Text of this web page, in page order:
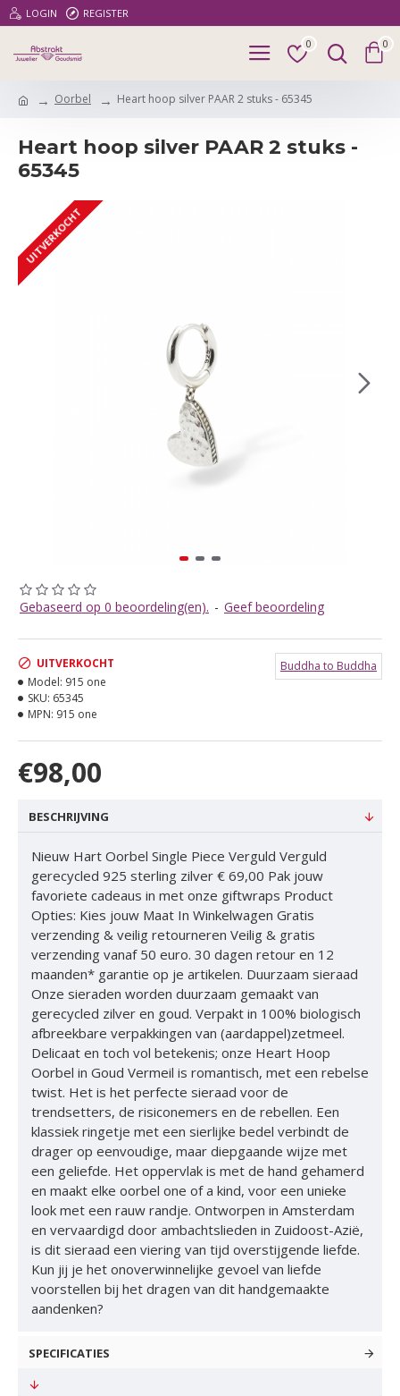
LOGIN REGISTER
0 0
Oorbel Heart hoop silver PAAR 2 stuks - 65345
Heart hoop silver PAAR 2 stuks -
65345
UITVERKOCHT
Gebaseerd op 0 beoordeling(en). - Geef beoordeling
€98,00
UITVERKOCHT
Model: 915 one
SKU: 65345
MPN: 915 one
Buddha to Buddha
BESCHRIJVING
Nieuw Hart Oorbel Single Piece Verguld Verguld
gerecycled 925 sterling zilver € 69,00 Pak jouw
favoriete cadeaus in met onze giftwraps Product
Opties: Kies jouw Maat In Winkelwagen Gratis
verzending & veilig retourneren Veilig & gratis
verzending vanaf 50 euro. 30 dagen retour en 12
maanden* garantie op je artikelen. Duurzaam sieraad
Onze sieraden worden duurzaam gemaakt van
gerecycled zilver en goud. Verpakt in 100% biologisch
afbreekbare verpakkingen van (aardappel)zetmeel.
Delicaat en toch vol betekenis; onze Heart Hoop
Oorbel in Goud Vermeil is romantisch, met een rebelse
twist. Het is het perfecte sieraad voor de
trendsetters, de risiconemers en de rebellen. Een
klassiek ringetje met een sierlijke bedel verbindt de
drager op eenvoudige, maar diepgaande wijze met
een geliefde. Het oppervlak is met de hand gehamerd
en maakt elke oorbel one of a kind, voor een unieke
look met een rauw randje. Ontworpen in Amsterdam
en vervaardigd door ambachtslieden in Zuidoost-Azië,
is dit sieraad een viering van tijd overstijgende liefde.
Kun jij je het onoverwinnelijke gevoel van liefde
voorstellen bij het dragen van dit handgemaakte
aandenken?
SPECIFICATIES